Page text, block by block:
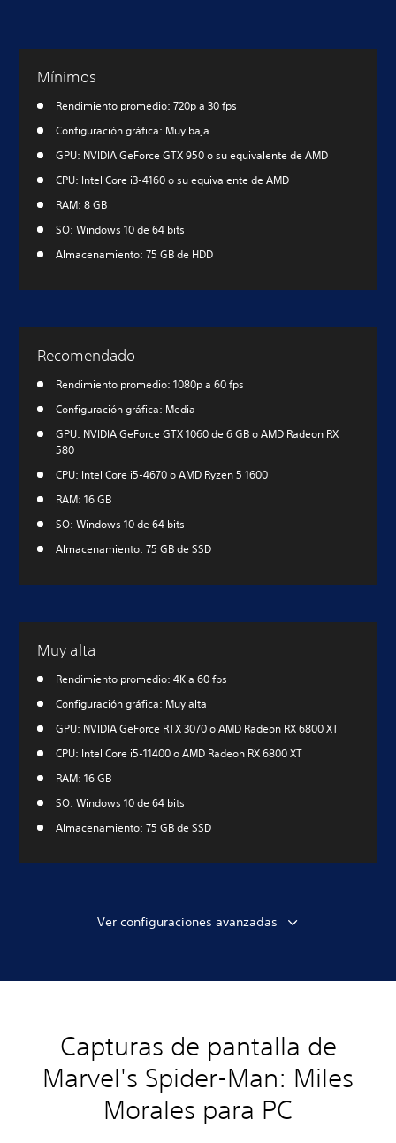
Mínimos
Rendimiento promedio: 720p a 30 fps
Configuración gráfica: Muy baja
GPU: NVIDIA GeForce GTX 950 o su equivalente de AMD
CPU: Intel Core i3-4160 o su equivalente de AMD
RAM: 8 GB
SO: Windows 10 de 64 bits
Almacenamiento: 75 GB de HDD
Recomendado
Rendimiento promedio: 1080p a 60 fps
Configuración gráfica: Media
GPU: NVIDIA GeForce GTX 1060 de 6 GB o AMD Radeon RX
580
CPU: Intel Core i5-4670 o AMD Ryzen 5 1600
RAM: 16 GB
SO: Windows 10 de 64 bits
Almacenamiento: 75 GB de SSD
Muy alta
Rendimiento promedio: 4K a 60 fps
Configuración gráfica: Muy alta
GPU: NVIDIA GeForce RTX 3070 o AMD Radeon RX 6800 XT
CPU: Intel Core i5-11400 o AMD Radeon RX 6800 XT
RAM: 16 GB
SO: Windows 10 de 64 bits
Almacenamiento: 75 GB de SSD
Ver configuraciones avanzadas
Capturas de pantalla de
Marvel's Spider-Man: Miles
Morales para PC